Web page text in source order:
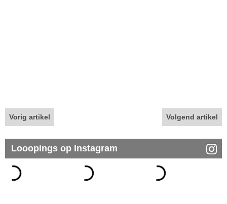
Vorig artikel Volgend artikel
Looopings op Instagram